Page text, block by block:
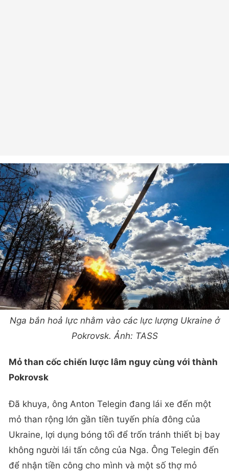
Nga bắn hoả lực nhằm vào các lực lượng Ukraine ở
Pokrovsk. Ảnh: TASS
Mỏ than cốc chiến lược lâm nguy cùng với thành
Pokrovsk
Đã khuya, ông Anton Telegin đang lái xe đến một
mỏ than rộng lớn gần tiền tuyến phía đông của
Ukraine, lợi dụng bóng tối để trốn tránh thiết bị bay
không người lái tấn công của Nga. Ông Telegin đến
để nhận tiền công cho mình và một số thợ mỏ